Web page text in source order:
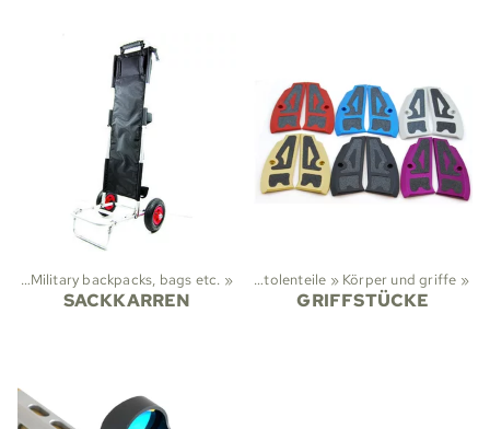
‪» Military backpacks, bags etc. ‪»
SACKKARREN
Ausrüstung‪» Waffenteile‪» Pistolenteile ‪» Körper und griffe ‪»
GRIFFSTÜCKE